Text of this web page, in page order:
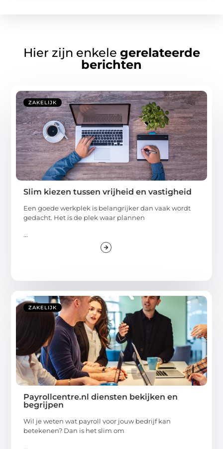
Hier zijn enkele gerelateerde
berichten
ZAKELIJK
Slim kiezen tussen vrijheid en vastigheid
Een goede werkplek is belangrijker dan vaak wordt
gedacht. Het is de plek waar plannen
...
ZAKELIJK
Payrollcentre.nl diensten bekijken en
begrijpen
Wil je weten wat payroll voor jouw bedrijf kan
betekenen? Dan is het slim om
...